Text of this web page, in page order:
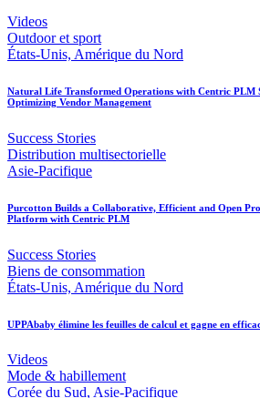
Videos
Outdoor et sport
États-Unis, Amérique du Nord
Natural Life Transformed Operations with Centric PLM
Optimizing Vendor Management
Success Stories
Distribution multisectorielle
Asie-Pacifique
Purcotton Builds a Collaborative, Efficient and Open
Platform with Centric PLM
Success Stories
Biens de consommation
États-Unis, Amérique du Nord
UPPAbaby élimine les feuilles de calcul et gagne en
Videos
Mode & habillement
Corée du Sud, Asie-Pacifique